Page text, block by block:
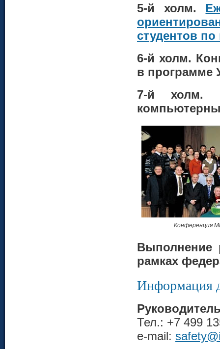
5-й холм.
студентов
6-й холм.
в программе
7-й холм.
Конференция
Выполнение
рамках
Информация
Тел.: +7 499
e-mail: